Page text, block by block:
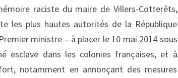
raciste du maire de Villers-Cotterêts,
les plus hautes autorités de la République
ministre – à placer le 10 mai 2014 sous
esclave dans les colonies françaises, et à
notamment en annonçant des mesures